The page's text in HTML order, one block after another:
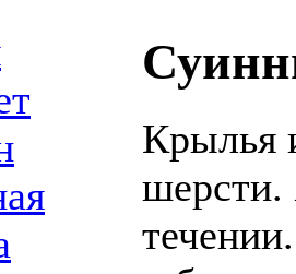
Крылья
шерсти.